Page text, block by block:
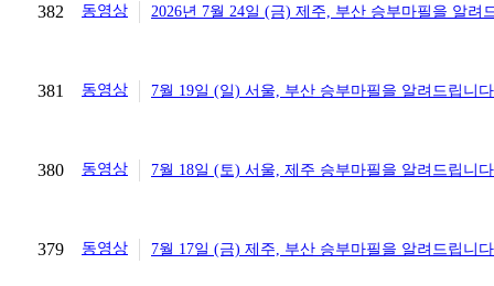
382 동영상 2026년 7월 24일 (금) 제주, 부산 승부마필을 알
381 동영상 7월 19일 (일) 서울, 부산 승부마필을 알려드립니
380 동영상 7월 18일 (토) 서울, 제주 승부마필을 알려드립니
379 동영상 7월 17일 (금) 제주, 부산 승부마필을 알려드립니